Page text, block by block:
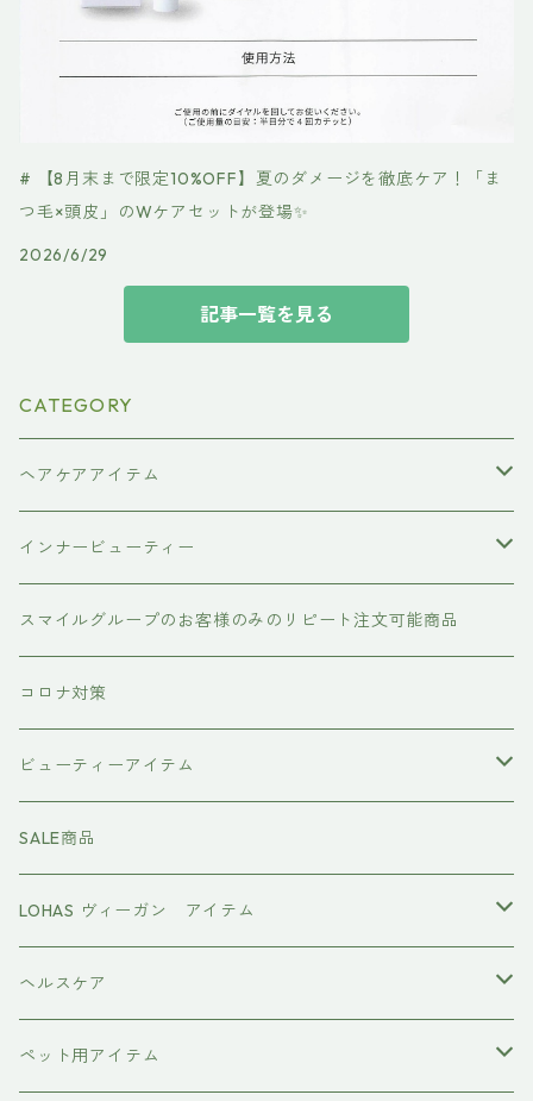
# 【8月末まで限定10%OFF】夏のダメージを徹底ケア！「ま
つ毛×頭皮」のWケアセットが登場✨
2026/6/29
記事一覧を見る
CATEGORY
ヘアケアアイテム
シャンプー
#イマヘア
the u （bihatsu）
トリートメント ヘアマスク（インバス）
流さないトリートメント（アウトバス）
#イマヘア
頭皮ケアアイテム
強髪
ダークニル
スタイリング剤
N .（エヌドット）
インプライム
塩基性カラー剤
クロマID
インナービューティー
あおつぶ
スマイルグループのお客様のみのリピート注文可能商品
コロナ対策
ビューティーアイテム
MTG REFA
ヤーマン YAMAN
美容液
オールインワンジェル
ボディソープ
SALE商品
LOHAS ヴィーガン アイテム
ヴィーガン認証
ヘルスケア
エイジングケア
ペット用アイテム